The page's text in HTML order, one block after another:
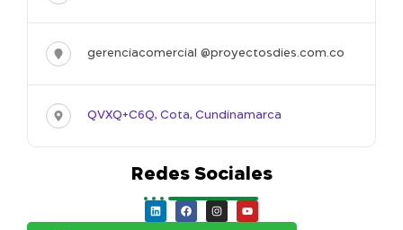
gerenciacomercial @proyectosdies.com.co
QVXQ+C6Q, Cota, Cundinamarca
Redes Sociales